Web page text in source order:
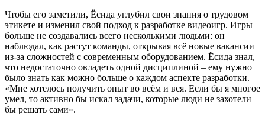
Чтобы его заметили, Ёсида углубил свои знания о трудовом
этикете и изменил свой подход к разработке видеоигр. Игры
больше не создавались всего несколькими людьми: он
наблюдал, как растут команды, открывая всё новые вакансии
из-за сложностей с современным оборудованием. Ёсида знал,
что недостаточно овладеть одной дисциплиной – ему нужно
было знать как можно больше о каждом аспекте разработки.
«Мне хотелось получить опыт во всём и вся. Если бы я многое
умел, то активно бы искал задачи, которые люди не захотели
бы решать сами».